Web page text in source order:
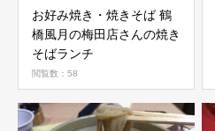
お好み焼き・焼きそば 鶴
橋風月の梅田店さんの焼き
そばランチ
閲覧数：58